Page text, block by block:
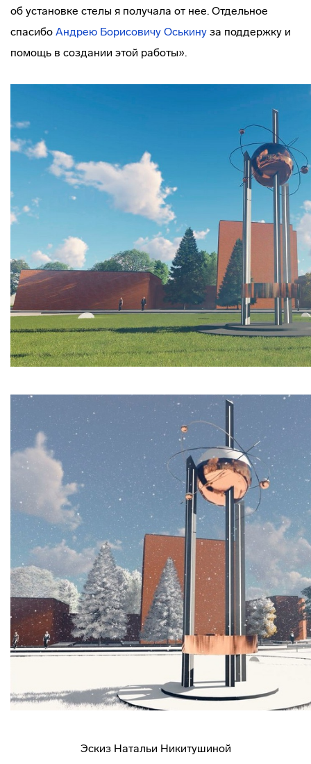
об установке стелы я получала от нее. Отдельное
спасибо Андрею Борисовичу Оськину за поддержку и
помощь в создании этой работы».
Эскиз Натальи Никитушиной